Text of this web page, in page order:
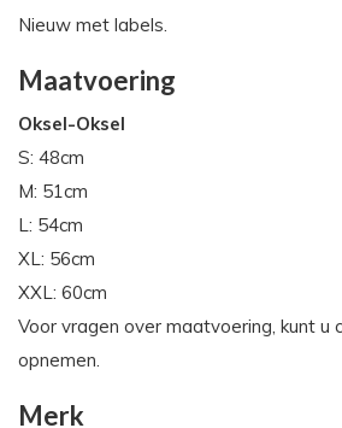
Nieuw met labels.
Maatvoering
Oksel-Oksel
S: 48cm
M: 51cm
L: 54cm
XL: 56cm
XXL: 60cm
Voor vragen over maatvoering, kunt u
opnemen.
Merk